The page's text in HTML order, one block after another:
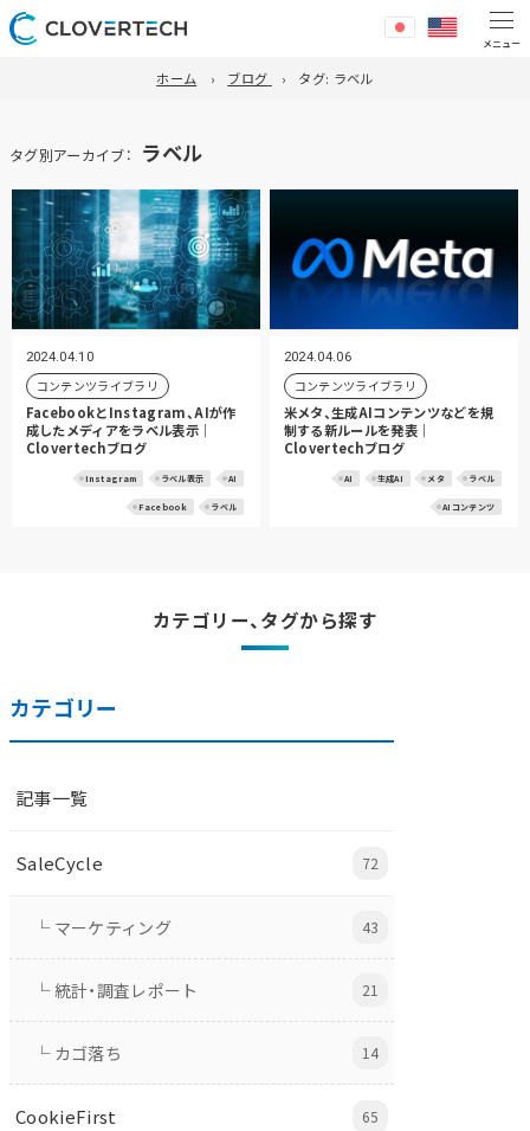
ホーム ブログ タグ: ラベル
タグ別アーカイブ： ラベル
2024.04.10
コンテンツライブラリ
FacebookとInstagram、AIが作
成したメディアをラベル表示｜
Clovertechブログ
Instagram ラベル表示 AI
Facebook ラベル
2024.04.06
コンテンツライブラリ
米メタ、生成AIコンテンツなどを規
制する新ルールを発表｜
Clovertechブログ
AI 生成AI メタ ラベル
AIコンテンツ
カテゴリー、タグから探す
カテゴリー
記事一覧
SaleCycle 72
└ マーケティング 43
└ 統計・調査レポート 21
└ カゴ落ち 14
CookieFirst 65